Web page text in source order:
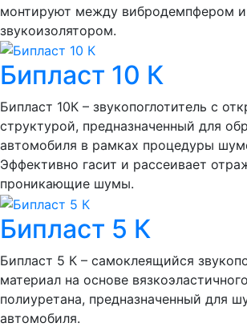
монтируют между вибродемпфером и
звукоизолятором.
Бипласт 10 К
Бипласт 10К – звукопоглотитель с
структурой, предназначенный для
автомобиля в рамках процедуры
Эффективно гасит и рассеивает
проникающие шумы.
Бипласт 5 К
Бипласт 5 К – самоклеящийся
материал на основе
полиуретана, предназначенный для
автомобиля.